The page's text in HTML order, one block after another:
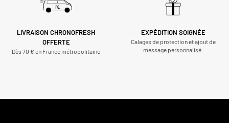
LIVRAISON CHRONOFRESH
OFFERTE
Dès 70 € en France métropolitaine
EXPÉDITION SOIGNÉE
Calages de protection et ajout de
message personnalisé.